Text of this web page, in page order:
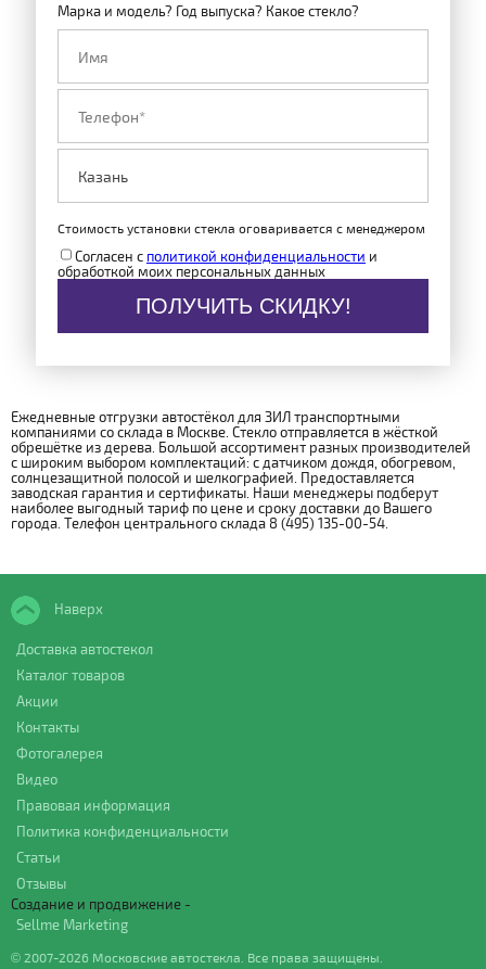
Марка и модель? Год выпуска? Какое стекло?
Стоимость установки стекла оговаривается с менеджером
Согласен с политикой конфиденциальности и
обработкой моих персональных данных
ПОЛУЧИТЬ СКИДКУ!
Ежедневные отгрузки автостёкол для ЗИЛ транспортными
компаниями со склада в Москве. Стекло отправляется в жёсткой
обрешётке из дерева. Большой ассортимент разных производителей
с широким выбором комплектаций: с датчиком дождя, обогревом,
солнцезащитной полосой и шелкографией. Предоставляется
заводская гарантия и сертификаты. Наши менеджеры подберут
наиболее выгодный тариф по цене и сроку доставки до Вашего
города. Телефон центрального склада 8 (495) 135-00-54.
Наверх
Доставка автостекол
Каталог товаров
Акции
Контакты
Фотогалерея
Видео
Правовая информация
Политика конфиденциальности
Статьи
Отзывы
Создание и продвижение -
Sellme Marketing
© 2007-2026 Московские автостекла. Все права защищены.